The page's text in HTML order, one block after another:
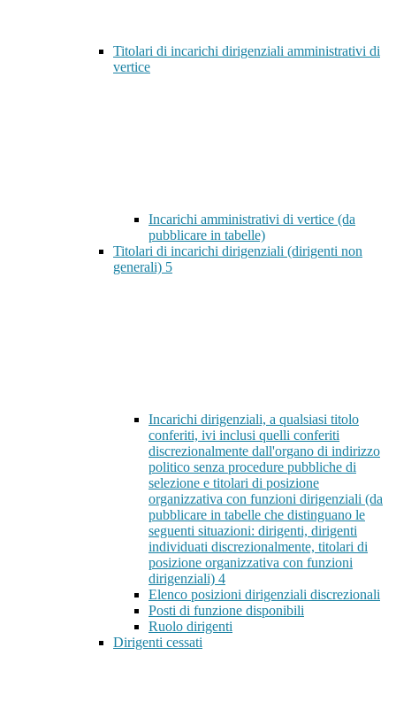
Titolari di incarichi dirigenziali amministrativi di
vertice
Incarichi amministrativi di vertice (da
pubblicare in tabelle)
Titolari di incarichi dirigenziali (dirigenti non
generali) 5
Incarichi dirigenziali, a qualsiasi titolo
conferiti, ivi inclusi quelli conferiti
discrezionalmente dall'organo di indirizzo
politico senza procedure pubbliche di
selezione e titolari di posizione
organizzativa con funzioni dirigenziali (da
pubblicare in tabelle che distinguano le
seguenti situazioni: dirigenti, dirigenti
individuati discrezionalmente, titolari di
posizione organizzativa con funzioni
dirigenziali) 4
Elenco posizioni dirigenziali discrezionali
Posti di funzione disponibili
Ruolo dirigenti
Dirigenti cessati